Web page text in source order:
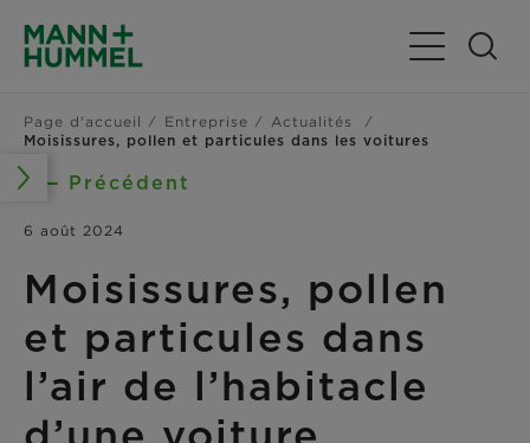
Basculer la
Page d'accueil Entreprise
Actualités
Moisissures, pollen et particules dans les voitures
Précédent
6 août 2024
Moisissures, pollen
et particules dans
l’air de l’habitacle